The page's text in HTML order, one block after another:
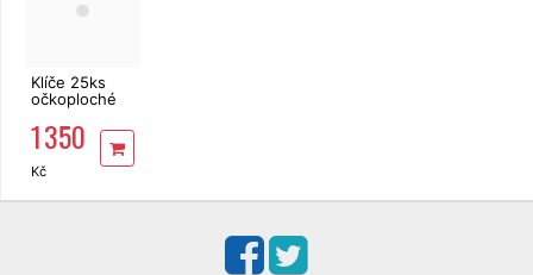
Klíče 25ks
očkoploché
EXTOL
Premium
6334
1 350
Kč